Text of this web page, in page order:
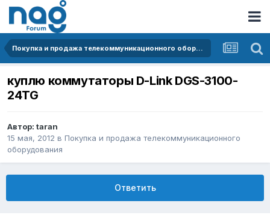
Покупка и продажа телекоммуникационного оборудования
куплю коммутаторы D-Link DGS-3100-
24TG
Автор: taran
15 мая, 2012 в Покупка и продажа телекоммуникационного
оборудования
Ответить